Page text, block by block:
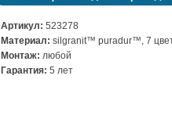
Артикул: 523278
Материал: silgranit™ puradur™, 7
Монтаж: любой
Гарантия: 5 лет